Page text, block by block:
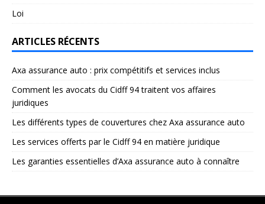
Loi
ARTICLES RÉCENTS
Axa assurance auto : prix compétitifs et services inclus
Comment les avocats du Cidff 94 traitent vos affaires
juridiques
Les différents types de couvertures chez Axa assurance auto
Les services offerts par le Cidff 94 en matière juridique
Les garanties essentielles d’Axa assurance auto à connaître